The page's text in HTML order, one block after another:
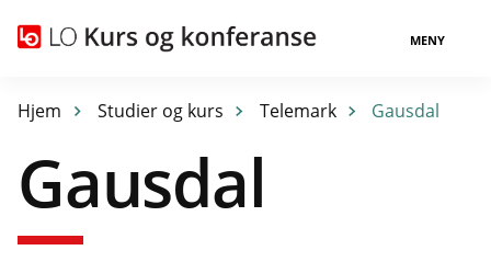
MENY
Hjem Studier og kurs Telemark Gausdal
Gausdal